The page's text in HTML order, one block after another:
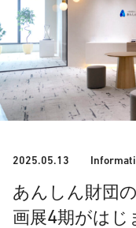
2025.05.13
あんしん財団
画展4期がはじ